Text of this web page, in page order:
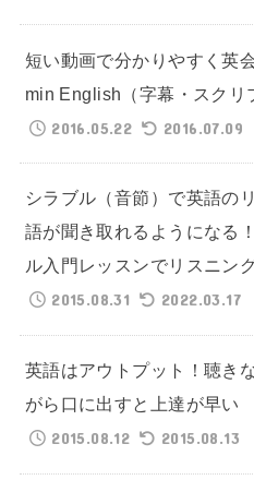
短い動画で分かりやすく英
min English（字幕・スクリ
2016.05.22
2016.07.09
シラブル（音節）で英語の
語が聞き取れるようになる
ル入門レッスンでリスニン
2015.08.31
2022.03.17
英語はアウトプット！聴き
がら口に出すと上達が早い
2015.08.12
2015.08.13